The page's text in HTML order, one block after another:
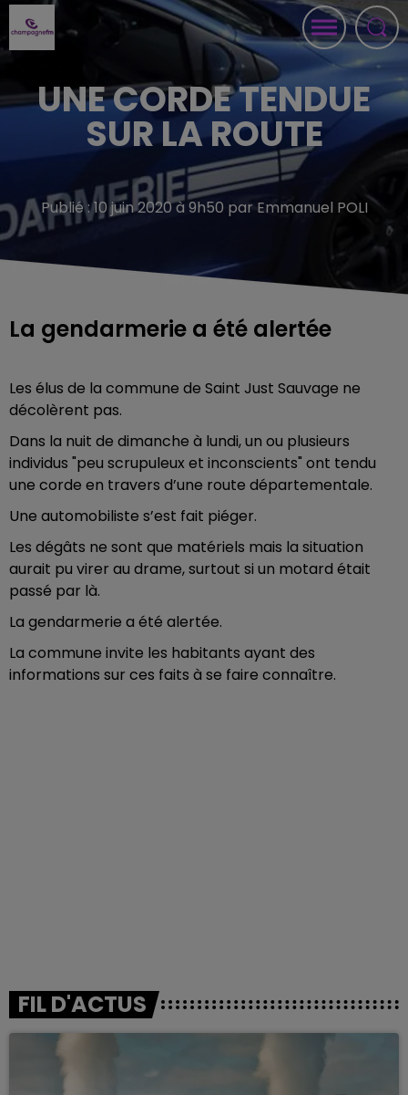
UNE CORDE TENDUE
SUR LA ROUTE
Publié : 10 juin 2020 à 9h50 par Emmanuel POLI
La gendarmerie a été alertée
Les élus de la commune de Saint Just Sauvage ne
décolèrent pas.
Dans la nuit de dimanche à lundi, un ou plusieurs
individus "peu scrupuleux et inconscients" ont tendu
une corde en travers d’une route départementale.
Une automobiliste s’est fait piéger.
Les dégâts ne sont que matériels mais la situation
aurait pu virer au drame, surtout si un motard était
passé par là.
La gendarmerie a été alertée.
La commune invite les habitants ayant des
informations sur ces faits à se faire connaître.
FIL D'ACTUS